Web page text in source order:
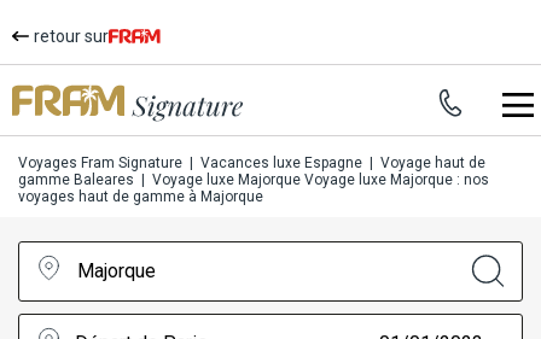
retour sur
Voyages Fram Signature Vacances luxe Espagne
Voyage haut de
gamme Baleares
Voyage luxe Majorque Voyage luxe Majorque : nos
voyages haut de gamme à Majorque
Majorque